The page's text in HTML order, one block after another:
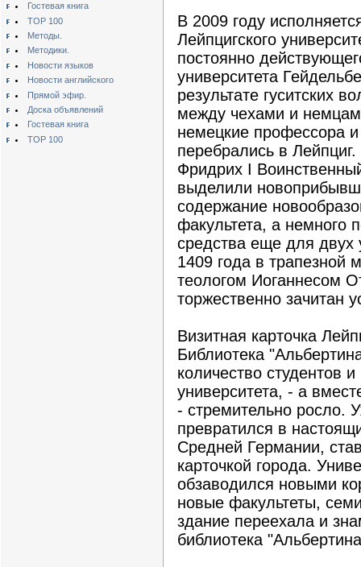
Гостевая книга
TOP 100
Методы.
Методики.
Новости языков
Новости английского
Прямой эфир.
Доска объявлений
Гостевая книга
TOP 100
В 2009 году
Лейпцигского
постоянно
университета
результате гуситских
между чехами и
немецкие профессора
перебрались в
Фридрих I
выделили
содержание
факультета, а немного
средства еще для двух
1409 года в трапезной
теологом Иоганнесом
торжественно зачитан
Визитная карточка
Библиотека
количество студентов
университета, - а
- стремительно росло.
превратился в
Средней Германии,
карточкой города.
обзаводился новыми
новые факультеты,
здание переехала и
библиотека